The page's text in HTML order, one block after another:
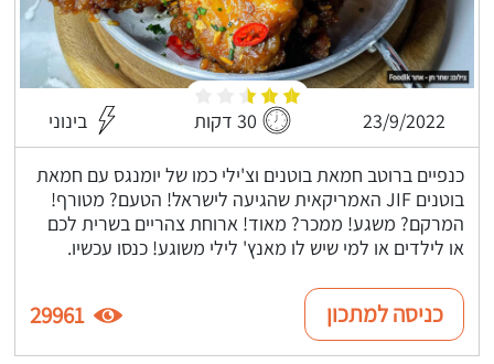
23/9/2022 30 דקות בינוני
כנפיים ברוטב חמאת בוטנים וצ'ילי כמו של יומנגס עם חמאת
בוטנים JIF האמריקאית שהגיעה לישראל! הטעם? מטורף!
המרקם? משגע! ממכר? מאוד! ארוחת צהריים בשרית לכם
או לילדים או למי שיש לו מאנץ' לילי משוגע! כנסו עכשיו.
כניסה למתכון 29961